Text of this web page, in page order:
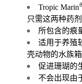
Tropic Marin
只需这两种药
所包含的痕
适用于养殖
壳动物的水族箱
促进珊瑚的
不会出现由